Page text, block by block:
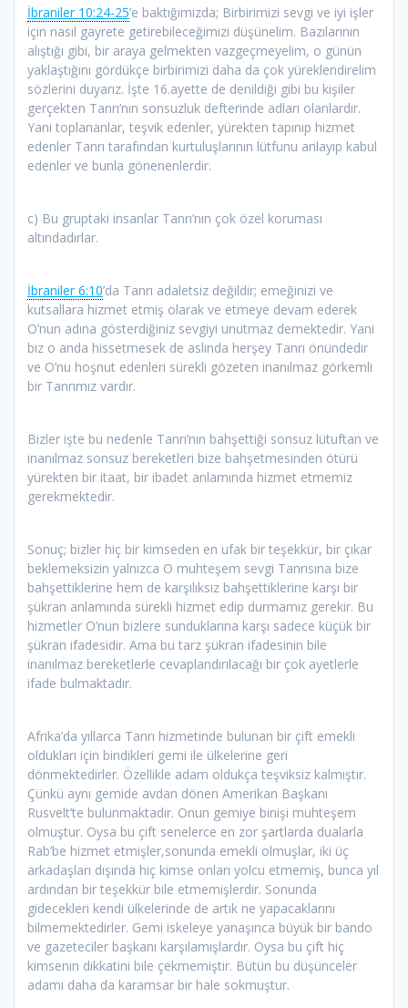
İbraniler 10:24-25’e baktığımızda; Birbirimizi sevgi ve iyi işler
için nasıl gayrete getirebileceğimizi düşünelim. Bazılarının
alıştığı gibi, bir araya gelmekten vazgeçmeyelim, o günün
yaklaştığını gördükçe birbirimizi daha da çok yüreklendirelim
sözlerini duyarız. İşte 16.ayette de denildiği gibi bu kişiler
gerçekten Tanrı’nın sonsuzluk defterinde adları olanlardır.
Yani toplananlar, teşvik edenler, yürekten tapınıp hizmet
edenler Tanrı tarafından kurtuluşlarının lütfunu anlayıp kabul
edenler ve bunla gönenenlerdir.
c) Bu gruptaki insanlar Tanrı’nın çok özel koruması
altındadırlar.
İbraniler 6:10’da Tanrı adaletsiz değildir; emeğinizi ve
kutsallara hizmet etmiş olarak ve etmeye devam ederek
O’nun adına gösterdiğiniz sevgiyi unutmaz demektedir. Yani
biz o anda hissetmesek de aslında herşey Tanrı önündedir
ve O’nu hoşnut edenleri sürekli gözeten inanılmaz görkemli
bir Tanrımız vardır.
Bizler işte bu nedenle Tanrı’nın bahşettiği sonsuz lütuftan ve
inanılmaz sonsuz bereketleri bize bahşetmesinden ötürü
yürekten bir itaat, bir ibadet anlamında hizmet etmemiz
gerekmektedir.
Sonuç; bizler hiç bir kimseden en ufak bir teşekkür, bir çıkar
beklemeksizin yalnızca O muhteşem sevgi Tanrısına bize
bahşettiklerine hem de karşılıksız bahşettiklerine karşı bir
şükran anlamında sürekli hizmet edip durmamız gerekir. Bu
hizmetler O’nun bizlere sunduklarına karşı sadece küçük bir
şükran ifadesidir. Ama bu tarz şükran ifadesinin bile
inanılmaz bereketlerle cevaplandırılacağı bir çok ayetlerle
ifade bulmaktadır.
Afrika’da yıllarca Tanrı hizmetinde bulunan bir çift emekli
oldukları için bindikleri gemi ile ülkelerine geri
dönmektedirler. Özellikle adam oldukça teşviksiz kalmıştır.
Çünkü aynı gemide avdan dönen Amerikan Başkanı
Rusvelt’te bulunmaktadır. Onun gemiye binişi muhteşem
olmuştur. Oysa bu çift senelerce en zor şartlarda dualarla
Rab’be hizmet etmişler,sonunda emekli olmuşlar, iki üç
arkadaşları dışında hiç kimse onları yolcu etmemiş, bunca yıl
ardından bir teşekkür bile etmemişlerdir. Sonunda
gidecekleri kendi ülkelerinde de artık ne yapacaklarını
bilmemektedirler. Gemi iskeleye yanaşınca büyük bir bando
ve gazeteciler başkanı karşılamışlardır. Oysa bu çift hiç
kimsenin dikkatini bile çekmemiştir. Bütün bu düşünceler
adamı daha da karamsar bir hale sokmuştur.